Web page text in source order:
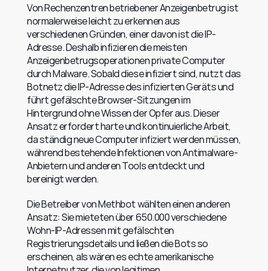
Von Rechenzentren betriebener Anzeigenbetrug ist
normalerweise leicht zu erkennen aus
verschiedenen Gründen, einer davon ist die IP-
Adresse. Deshalb infizieren die meisten
Anzeigenbetrugsoperationen private Computer
durch Malware. Sobald diese infiziert sind, nutzt das
Botnetz die IP-Adresse des infizierten Geräts und
führt gefälschte Browser-Sitzungen im
Hintergrund ohne Wissen der Opfer aus. Dieser
Ansatz erfordert harte und kontinuierliche Arbeit,
da ständig neue Computer infiziert werden müssen,
während bestehende Infektionen von Antimalware-
Anbietern und anderen Tools entdeckt und
bereinigt werden.
Die Betreiber von Methbot wählten einen anderen
Ansatz: Sie mieteten über 650.000 verschiedene
Wohn-IP-Adressen mit gefälschten
Registrierungsdetails und ließen die Bots so
erscheinen, als wären es echte amerikanische